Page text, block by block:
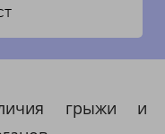
грыжи и